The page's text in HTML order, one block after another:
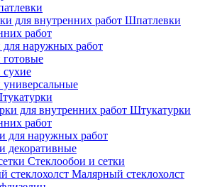
Шпатлевки
работ
наружных работ
Штукатурки
работ
для наружных работ
декоративные
Стеклообои и сетки
Малярный стеклохолст